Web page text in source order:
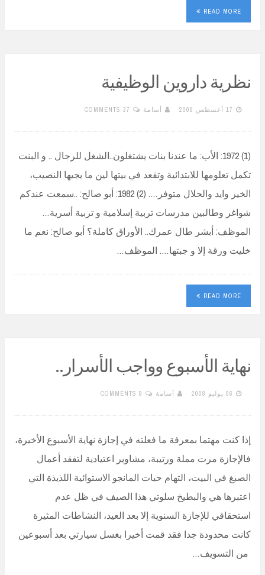
READ MORE
نظرية داروين الوظيفية
17 أغسطس 2008 أسامة 37 COMMENTS
(1) 1972: الأب: ما عندنا بنات يشتغلون..الشغل للرجال .. و البنت
تكمل تعلومها للابتدائية وتقعد في بيتها لين ما يجيها النصيب،
الخير وايد والحلال متوفر…. (2) 1982: أبو صالح: ..سمعت عندكم
شواغر وطالبين مدرسات تربية إسلامية و تربية أسرية…
الموظف: أبشر طال عمرك.. الأوراق كاملة؟ أبو صالح: نعم ما
خليت ورقة إلا و جبتها…. الموظف…
READ MORE
نهاية الأسبوع وواجب الأسرار..
06 يوليو 2008 أسامة 8 COMMENTS
إذا كنت مهتما بمعرفة ما فعلته في إجازة نهاية الأسبوع الأخيرة،
فالإجازة مرت مملة ورتيبة، مشاوير اعتيادية لتفقد أعمال
الصبغ في البيت، التهام حبات المانجو الاستوائية اللذيذة التي
اعتبرها هي والبطيخ سلوتي هذا الصيف في ظل عدم
استحقاقي للإجازة السنوية إلا بعد العيد، النشاطات المثيرة
كانت محدودة جدا فقد قمت أخيرا بغسل سيارتي بعد أسبوعين
من التسويف…